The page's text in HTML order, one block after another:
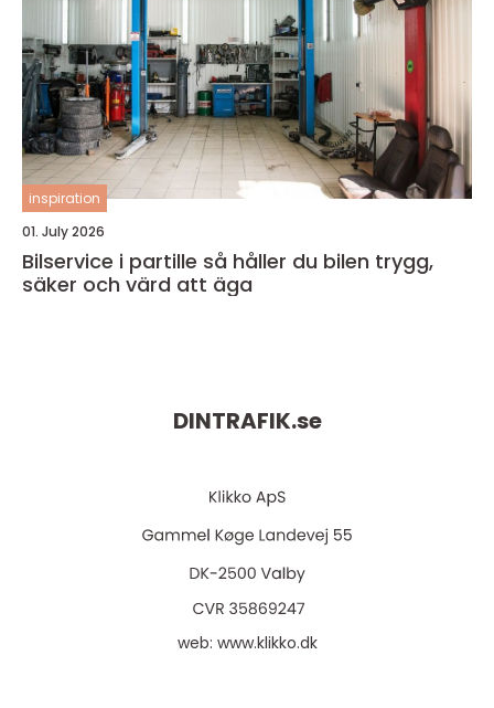
inspiration
01. July 2026
Bilservice i partille så håller du bilen trygg,
säker och värd att äga
DINTRAFIK.se
web: www.klikko.dk